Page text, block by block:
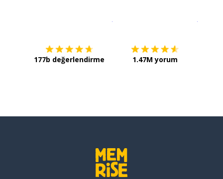
177b değerlendirme 1.47M yorum